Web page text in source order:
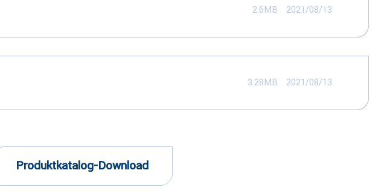
2.6MB 2021/08/13
3.28MB 2021/08/13
Produktkatalog-Download